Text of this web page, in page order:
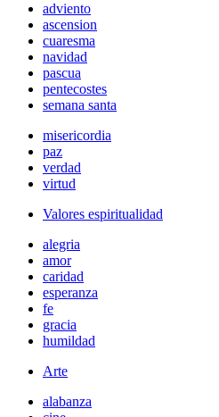
adviento
ascension
cuaresma
navidad
pascua
pentecostes
semana santa
misericordia
paz
verdad
virtud
Valores espiritualidad
alegria
amor
caridad
esperanza
fe
gracia
humildad
Arte
alabanza